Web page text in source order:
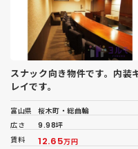
スナック向き物件です。内装
レイです。
富山県
桜木町・総曲輪
広さ
9.98坪
賃料
12.65万円